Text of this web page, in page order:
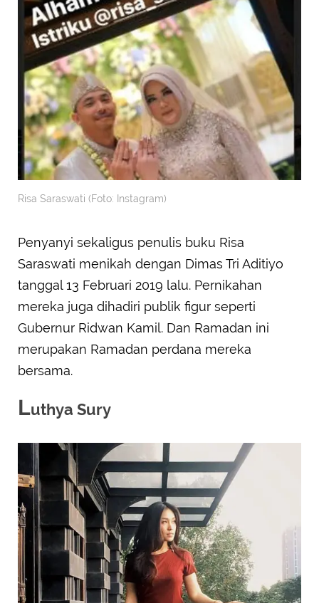
Risa Saraswati (Foto: Instagram)
Penyanyi sekaligus penulis buku Risa
Saraswati menikah dengan Dimas Tri Aditiyo
tanggal 13 Februari 2019 lalu. Pernikahan
mereka juga dihadiri publik figur seperti
Gubernur Ridwan Kamil. Dan Ramadan ini
merupakan Ramadan perdana mereka
bersama.
Luthya Sury